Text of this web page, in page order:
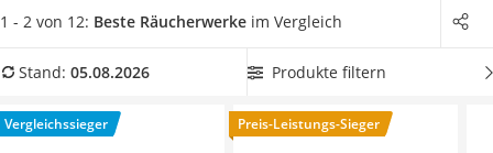
Bettgitter
Topper 100 x 200
Höhenverstellbarer Schreibtisch
Matratze 90 x 200 cm
Online-Tests legen viele Räucherfreunde besonderen Wert
jetzt aus unserer Vergleichstabelle eine qualitativ
aus. Diese brennen langsam ab und verströmen einen
intensiven Duft. Überzeugt hat uns hier im August 2026
1 - 2 von 12: Beste Räucherwerke im Vergleich
Stand: 05.08.2026 Produkte filtern
Vergleichssieger Preis-Leistungs-Sieger